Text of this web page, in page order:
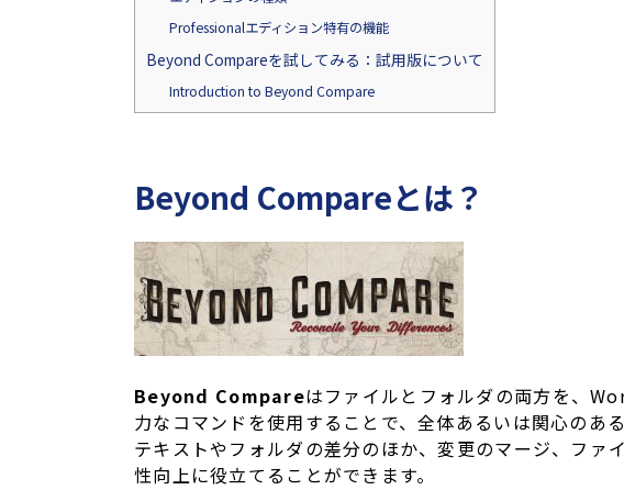
Professionalエディション特有の機能
Beyond Compareを試してみる：試用版について
Introduction to Beyond Compare
Beyond Compareとは？
Beyond Compareはファイルとフォルダの両方を、
力なコマンドを使用することで、全体あるいは関心のあ
テキストやフォルダの差分のほか、変更のマージ、フ
性向上に役立てることができます。